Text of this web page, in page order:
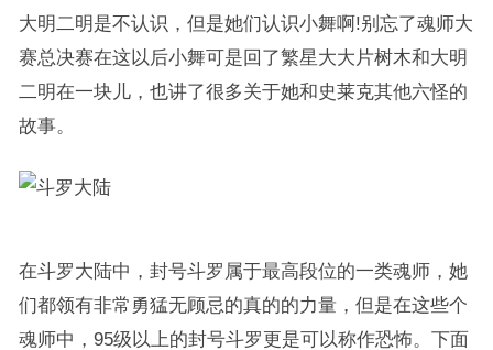
大明二明是不认识，但是她们认识小舞啊!别忘了魂师大
赛总决赛在这以后小舞可是回了繁星大大片树木和大明
二明在一块儿，也讲了很多关于她和史莱克其他六怪的
故事。
在斗罗大陆中，封号斗罗属于最高段位的一类魂师，她
们都领有非常勇猛无顾忌的真的的力量，但是在这些个
魂师中，95级以上的封号斗罗更是可以称作恐怖。下面